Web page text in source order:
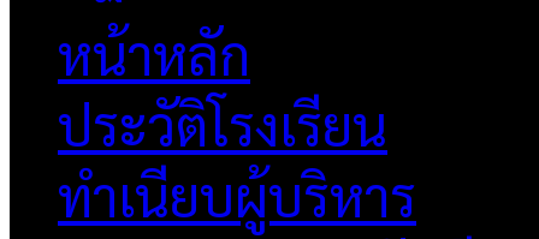
หน้าหลัก
ประวัติโรงเรียน
ทำเนียบผู้บริหาร